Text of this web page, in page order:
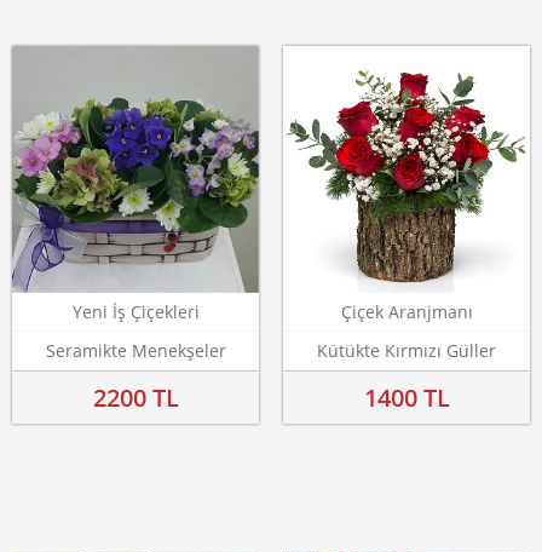
Yeni İş Çiçekleri
Seramikte Menekşeler
2200 TL
Çiçek Aranjmanı
Kütükte Kırmızı Güller
1400 TL